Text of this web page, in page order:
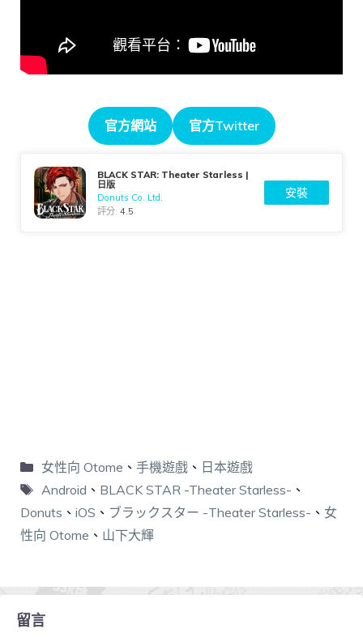
官方網站 官方Twitter
BLACK STAR: Theater Starless |
日版
Donuts Co. Ltd.
評分:4.5
安裝
女性向 Otome 、 手機遊戲、 日本遊戲
Android 、 BLACK STAR -Theater Starless- 、
Donuts 、 iOS 、 ブラックスター -Theater Starless- 、 女
性向 Otome 、 山下大輝
留言